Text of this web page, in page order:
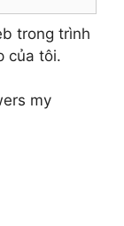
trong trình
của tôi.
my